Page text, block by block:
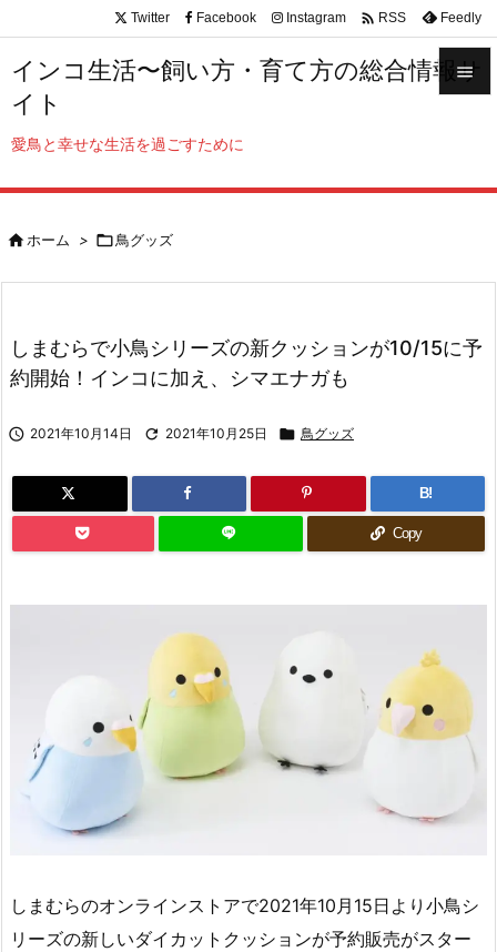
インコ生活〜飼い方・育て方の総合情報サ
イト
愛鳥と幸せな生活を過ごすために

サイド


Twitter Facebook Instagram  RSS Feedly
ホーム > 鳥グッズ
しまむらで小鳥シリーズの新クッションが10/15に予
約開始！インコに加え、シマエナガも
 2021年10月14日  2021年10月25日  鳥グッズ
B!
Copy
しまむらのオンラインストアで2021年10月15日より小鳥シ
リーズの新しいダイカットクッションが予約販売がスター